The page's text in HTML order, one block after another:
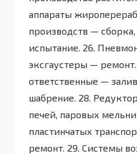
аппараты
производств —
испытание. 26.
эксгаустеры —
ответственные —
шабрение. 28.
печей, паровых
пластинчатых
ремонт. 29. Системы